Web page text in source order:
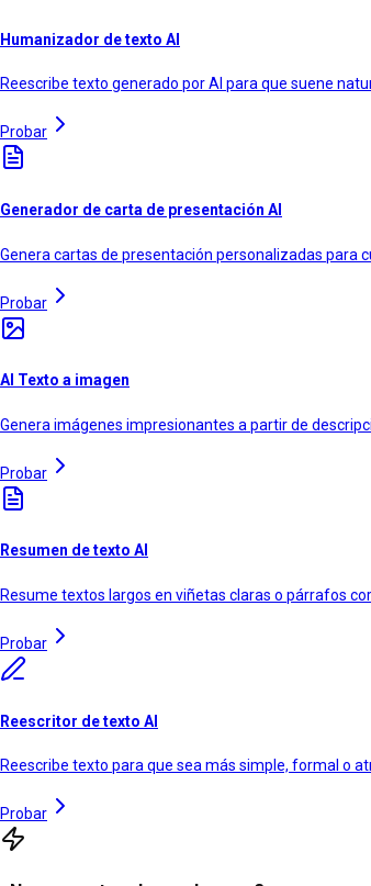
Humanizador de texto AI
Reescribe texto generado por AI para que suene
Probar
Generador de carta de presentación AI
Genera cartas de presentación personalizadas para
Probar
AI Texto a imagen
Genera imágenes impresionantes a partir de
Probar
Resumen de texto AI
Resume textos largos en viñetas claras o párrafos
Probar
Reescritor de texto AI
Reescribe texto para que sea más simple, formal o
Probar